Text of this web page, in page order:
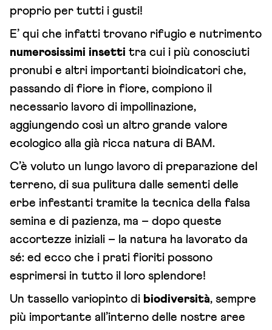
proprio per tutti i gusti!
E’ qui che infatti trovano rifugio e nutrimento
numerosissimi insetti tra cui i più conosciuti
pronubi e altri importanti bioindicatori che,
passando di fiore in fiore, compiono il
necessario lavoro di impollinazione,
aggiungendo così un altro grande valore
ecologico alla già ricca natura di BAM.
C’è voluto un lungo lavoro di preparazione del
terreno, di sua pulitura dalle sementi delle
erbe infestanti tramite la tecnica della falsa
semina e di pazienza, ma – dopo queste
accortezze iniziali – la natura ha lavorato da
sé: ed ecco che i prati fioriti possono
esprimersi in tutto il loro splendore!
Un tassello variopinto di biodiversità, sempre
più importante all’interno delle nostre aree